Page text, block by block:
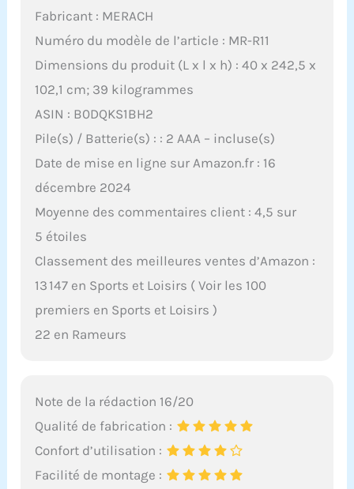
Fabricant : MERACH
Numéro du modèle de l’article : MR-R11
Dimensions du produit (L x l x h) : 40 x 242,5 x
102,1 cm; 39 kilogrammes
ASIN : B0DQKS1BH2
Pile(s) / Batterie(s) : : 2 AAA – incluse(s)
Date de mise en ligne sur Amazon.fr : 16
décembre 2024
Moyenne des commentaires client : 4,5 sur
5 étoiles
Classement des meilleures ventes d’Amazon :
13 147 en Sports et Loisirs ( Voir les 100
premiers en Sports et Loisirs )
22 en Rameurs
Note de la rédaction 16/20
Qualité de fabrication :
Confort d’utilisation :
Facilité de montage :